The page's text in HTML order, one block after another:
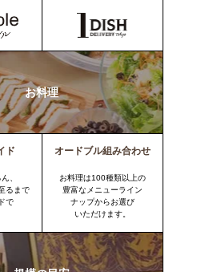
お料理
ド
、
るまで
で
オードブル組み合わせ
お料理は100種類以上の
豊富なメニューライン
ナップからお選び
いただけます。